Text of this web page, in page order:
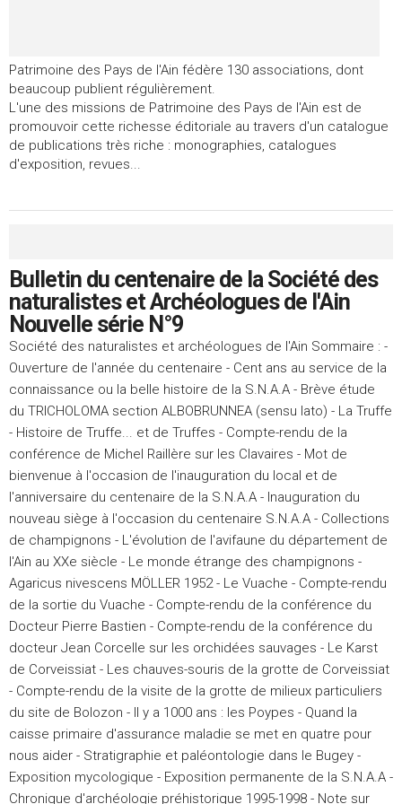
Patrimoine des Pays de l'Ain fédère 130 associations, dont
beaucoup publient régulièrement.
L'une des missions de Patrimoine des Pays de l'Ain est de
promouvoir cette richesse éditoriale au travers d'un catalogue
de publications très riche : monographies, catalogues
d'exposition, revues...
Bulletin du centenaire de la Société des
naturalistes et Archéologues de l'Ain
Nouvelle série N°9
Société des naturalistes et archéologues de l'Ain Sommaire : -
Ouverture de l'année du centenaire - Cent ans au service de la
connaissance ou la belle histoire de la S.N.A.A - Brève étude
du TRICHOLOMA section ALBOBRUNNEA (sensu lato) - La Truffe
- Histoire de Truffe... et de Truffes - Compte-rendu de la
conférence de Michel Raillère sur les Clavaires - Mot de
bienvenue à l'occasion de l'inauguration du local et de
l'anniversaire du centenaire de la S.N.A.A - Inauguration du
nouveau siège à l'occasion du centenaire S.N.A.A - Collections
de champignons - L'évolution de l'avifaune du département de
l'Ain au XXe siècle - Le monde étrange des champignons -
Agaricus nivescens MÖLLER 1952 - Le Vuache - Compte-rendu
de la sortie du Vuache - Compte-rendu de la conférence du
Docteur Pierre Bastien - Compte-rendu de la conférence du
docteur Jean Corcelle sur les orchidées sauvages - Le Karst
de Corveissiat - Les chauves-souris de la grotte de Corveissiat
- Compte-rendu de la visite de la grotte de milieux particuliers
du site de Bolozon - Il y a 1000 ans : les Poypes - Quand la
caisse primaire d'assurance maladie se met en quatre pour
nous aider - Stratigraphie et paléontologie dans le Bugey -
Exposition mycologique - Exposition permanente de la S.N.A.A -
Chronique d'archéologie préhistorique 1995-1998 - Note sur